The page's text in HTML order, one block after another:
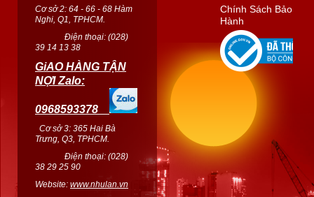
Cơ sở 2: 64 - 66 - 68 Hàm
Nghi, Q1, TPHCM.
Điện thoại: (028)
39 14 13 38
GiAO HÀNG TẬN
NỢI Zalo:
0968593378
Cơ sở 3: 365 Hai Bà
Trưng, Q3, TPHCM.
Điện thoại: (028)
38 29 25 90
Website: www.nhulan.vn
Chính Sách Bảo
Hành